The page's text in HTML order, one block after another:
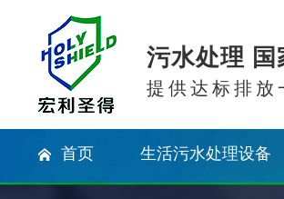
污水处理
提供达标排放
首页 生活污水处理设备